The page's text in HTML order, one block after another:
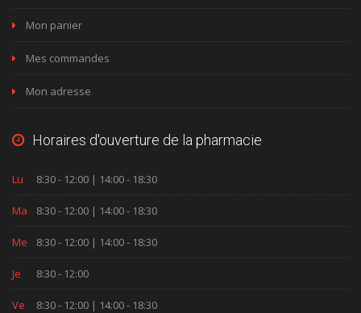
Mon panier
Mes commandes
Mon adresse
Horaires d'ouverture de la pharmacie
Lu 8:30 - 12:00 | 14:00 - 18:30
Ma 8:30 - 12:00 | 14:00 - 18:30
Me 8:30 - 12:00 | 14:00 - 18:30
Je 8:30 - 12:00
Ve 8:30 - 12:00 | 14:00 - 18:30